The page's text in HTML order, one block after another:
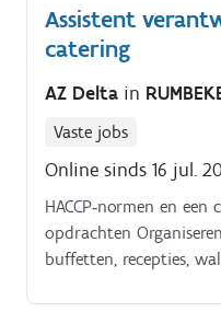
Assistent
catering
AZ Delta in
Vaste jobs
Online sinds 16 jul.
HACCP‑normen en
opdrachten
buffetten, recepties,
Opstellen en bespreken